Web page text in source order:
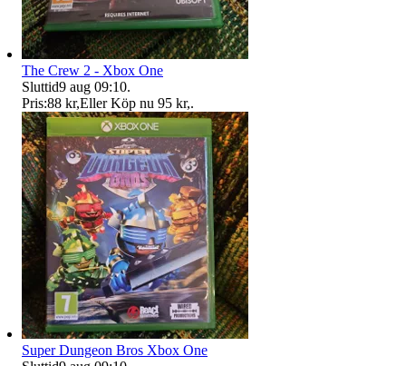
The Crew 2 - Xbox One
Sluttid9 aug 09:10.
Pris:88 kr,Eller Köp nu 95 kr,.
Super Dungeon Bros Xbox One